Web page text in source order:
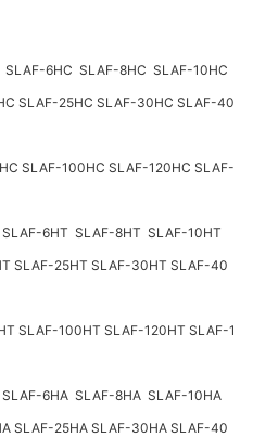
6HC SLAF-8HC SLAF-10HC
SLAF-25HC SLAF-30HC SLAF-40
SLAF-100HC SLAF-120HC SLAF-
6HT SLAF-8HT SLAF-10HT
SLAF-25HT SLAF-30HT SLAF-40
SLAF-100HT SLAF-120HT SLAF-1
6HA SLAF-8HA SLAF-10HA
SLAF-25HA SLAF-30HA SLAF-40